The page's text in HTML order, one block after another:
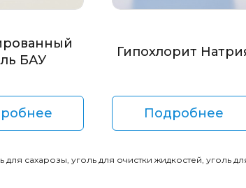
БАУ
Гипохлорит
Подробнее
сахарозы, уголь для очистки жидкостей,